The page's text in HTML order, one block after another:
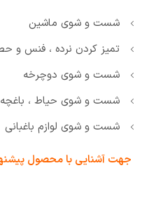
شست و شوی ماشین
تمیز کردن نرده ، فنس و
شست و شوی دوچرخه
شست و شوی حیاط ، باغچه
شست و شوی لوازم باغبانی
جهت آشنایی با محصول